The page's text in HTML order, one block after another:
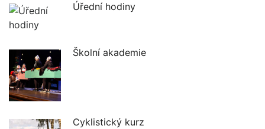
Úřední hodiny
Školní akademie
Cyklistický kurz